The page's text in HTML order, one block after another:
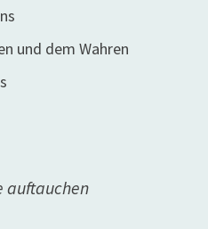
und dem Wahren
auftauchen